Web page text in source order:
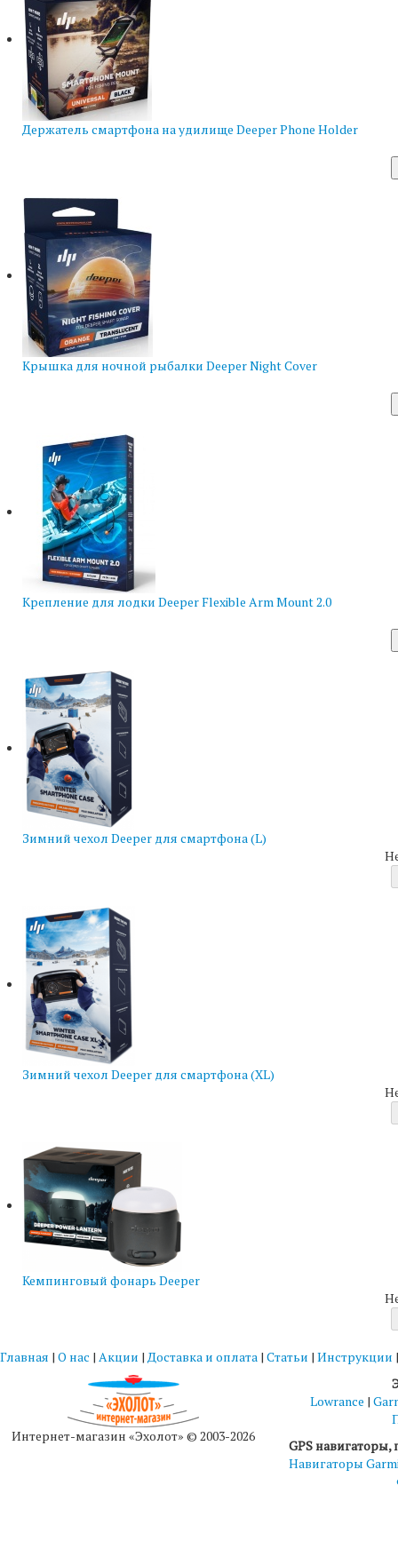
Держатель смартфона на удилище Deeper Phone Holder
Крышка для ночной рыбалки Deeper Night Cover
Крепление для лодки Deeper Flexible Arm Mount 2.0
Зимний чехол Deeper для смартфона (L)
Зимний чехол Deeper для смартфона (XL)
Кемпинговый фонарь Deeper
Главная | О нас | Акции |Доставка и оплата | Статьи | Инструкции
Интернет-магазин «Эхолот» © 2003-2026
Lowrance |
GPS
Навигаторы